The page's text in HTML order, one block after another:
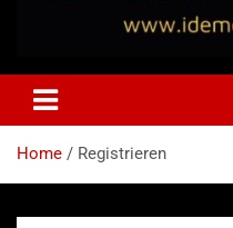
Idemo u
Home Registrieren